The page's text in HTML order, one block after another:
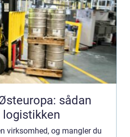
sådan
logistikken
virksomhed, og mangler du